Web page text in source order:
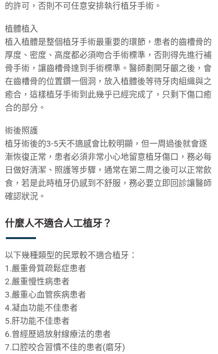
的許可，否則不可任意安排執行植牙手術。
植體植入
植入植體是整個植牙手術最重要的環節，患者的齒槽骨的
厚度、密度、高度都必須吻合手術標準，否則得先進行補
骨手術，讓齒槽骨達到手術標準。醫師劃開牙齦之後，會
在齒槽骨的位置鑽一個洞，放入植體後等待牙肉組織與之
癒合，這樣植牙手術到此幾乎已經完成了，只剩下傷口癒
合的部分。
術後照護
植牙術後的3-5天不適感會比較明顯，但一周過後就會逐
漸恢復正常，患者必須非常小心地留意植牙傷口，務必每
日做好清潔、照護等步驟，通常在第二周之後可以正常飲
食，若是此時植牙仍感到不舒服，務必要立即回診讓醫師
確認狀況。
什麼人不適合人工植牙？
以下幾種類型的民眾較不適合植牙：
1.嚴重骨質疏鬆症患者
2.嚴重慢性病患者
3.嚴重心血管疾病患者
4.凝血功能不佳患者
5.肝功能不佳患者
6.曾經歷過放射線療法的患者
7.口腔咬合習慣不佳的患者(磨牙)